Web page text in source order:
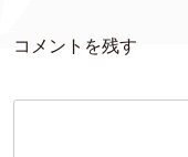
コメントを残す